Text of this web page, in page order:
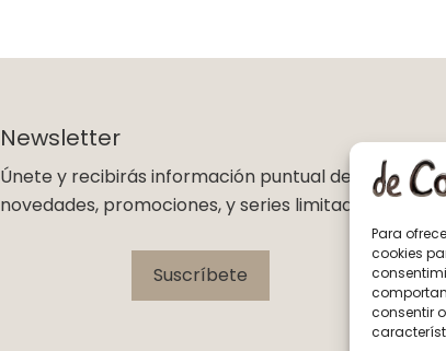
Para
cookies
consentir
Newsletter
Únete y recibirás información puntual de
novedades, promociones, y series limitadas
Suscríbete